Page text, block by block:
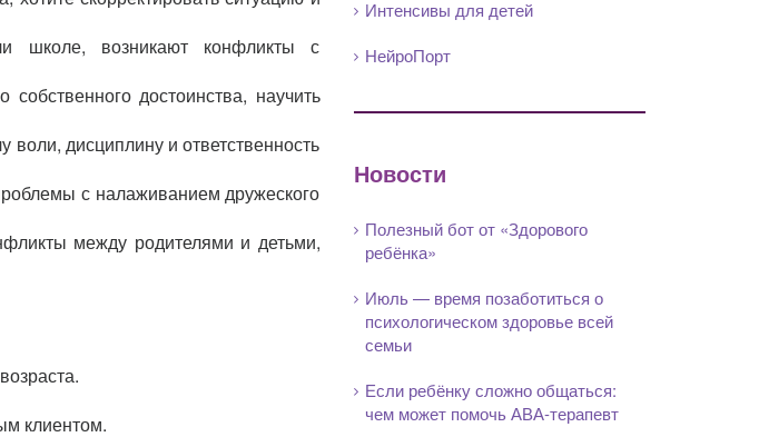
школе, возникают конфликты с
достоинства, научить
дисциплину и ответственность
с налаживанием дружеского
между родителями и детьми,
клиентом.
Интенсивы для детей
НейроПорт
Новости
Полезный бот от «Здорового
ребёнка»
Июль — время позаботиться о
психологическом здоровье всей
семьи
Если ребёнку сложно общаться:
чем может помочь АВА-терапевт